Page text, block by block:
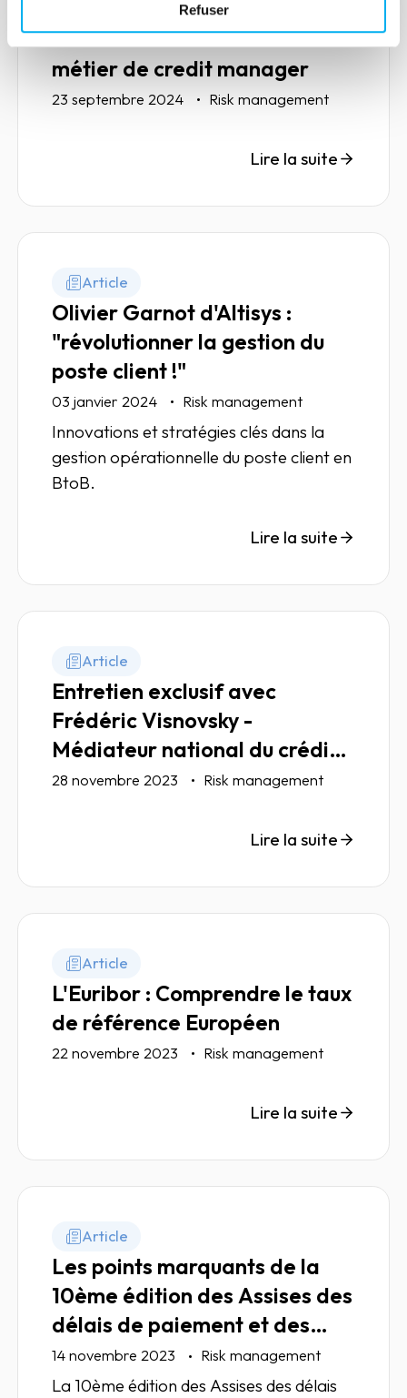
Refuser
Une redéfinition durable du
métier de credit manager
23 septembre 2024 Risk management
Lire la suite
Article
Olivier Garnot d'Altisys :
"révolutionner la gestion du
poste client !"
03 janvier 2024 Risk management
Innovations et stratégies clés dans la
gestion opérationnelle du poste client en
BtoB.
Lire la suite
Article
Entretien exclusif avec
Frédéric Visnovsky -
Médiateur national du crédit
aux entreprises
28 novembre 2023 Risk management
Lire la suite
Article
L'Euribor : Comprendre le taux
de référence Européen
22 novembre 2023 Risk management
Lire la suite
Article
Les points marquants de la
10ème édition des Assises des
délais de paiement et des
financements
14 novembre 2023 Risk management
La 10ème édition des Assises des délais